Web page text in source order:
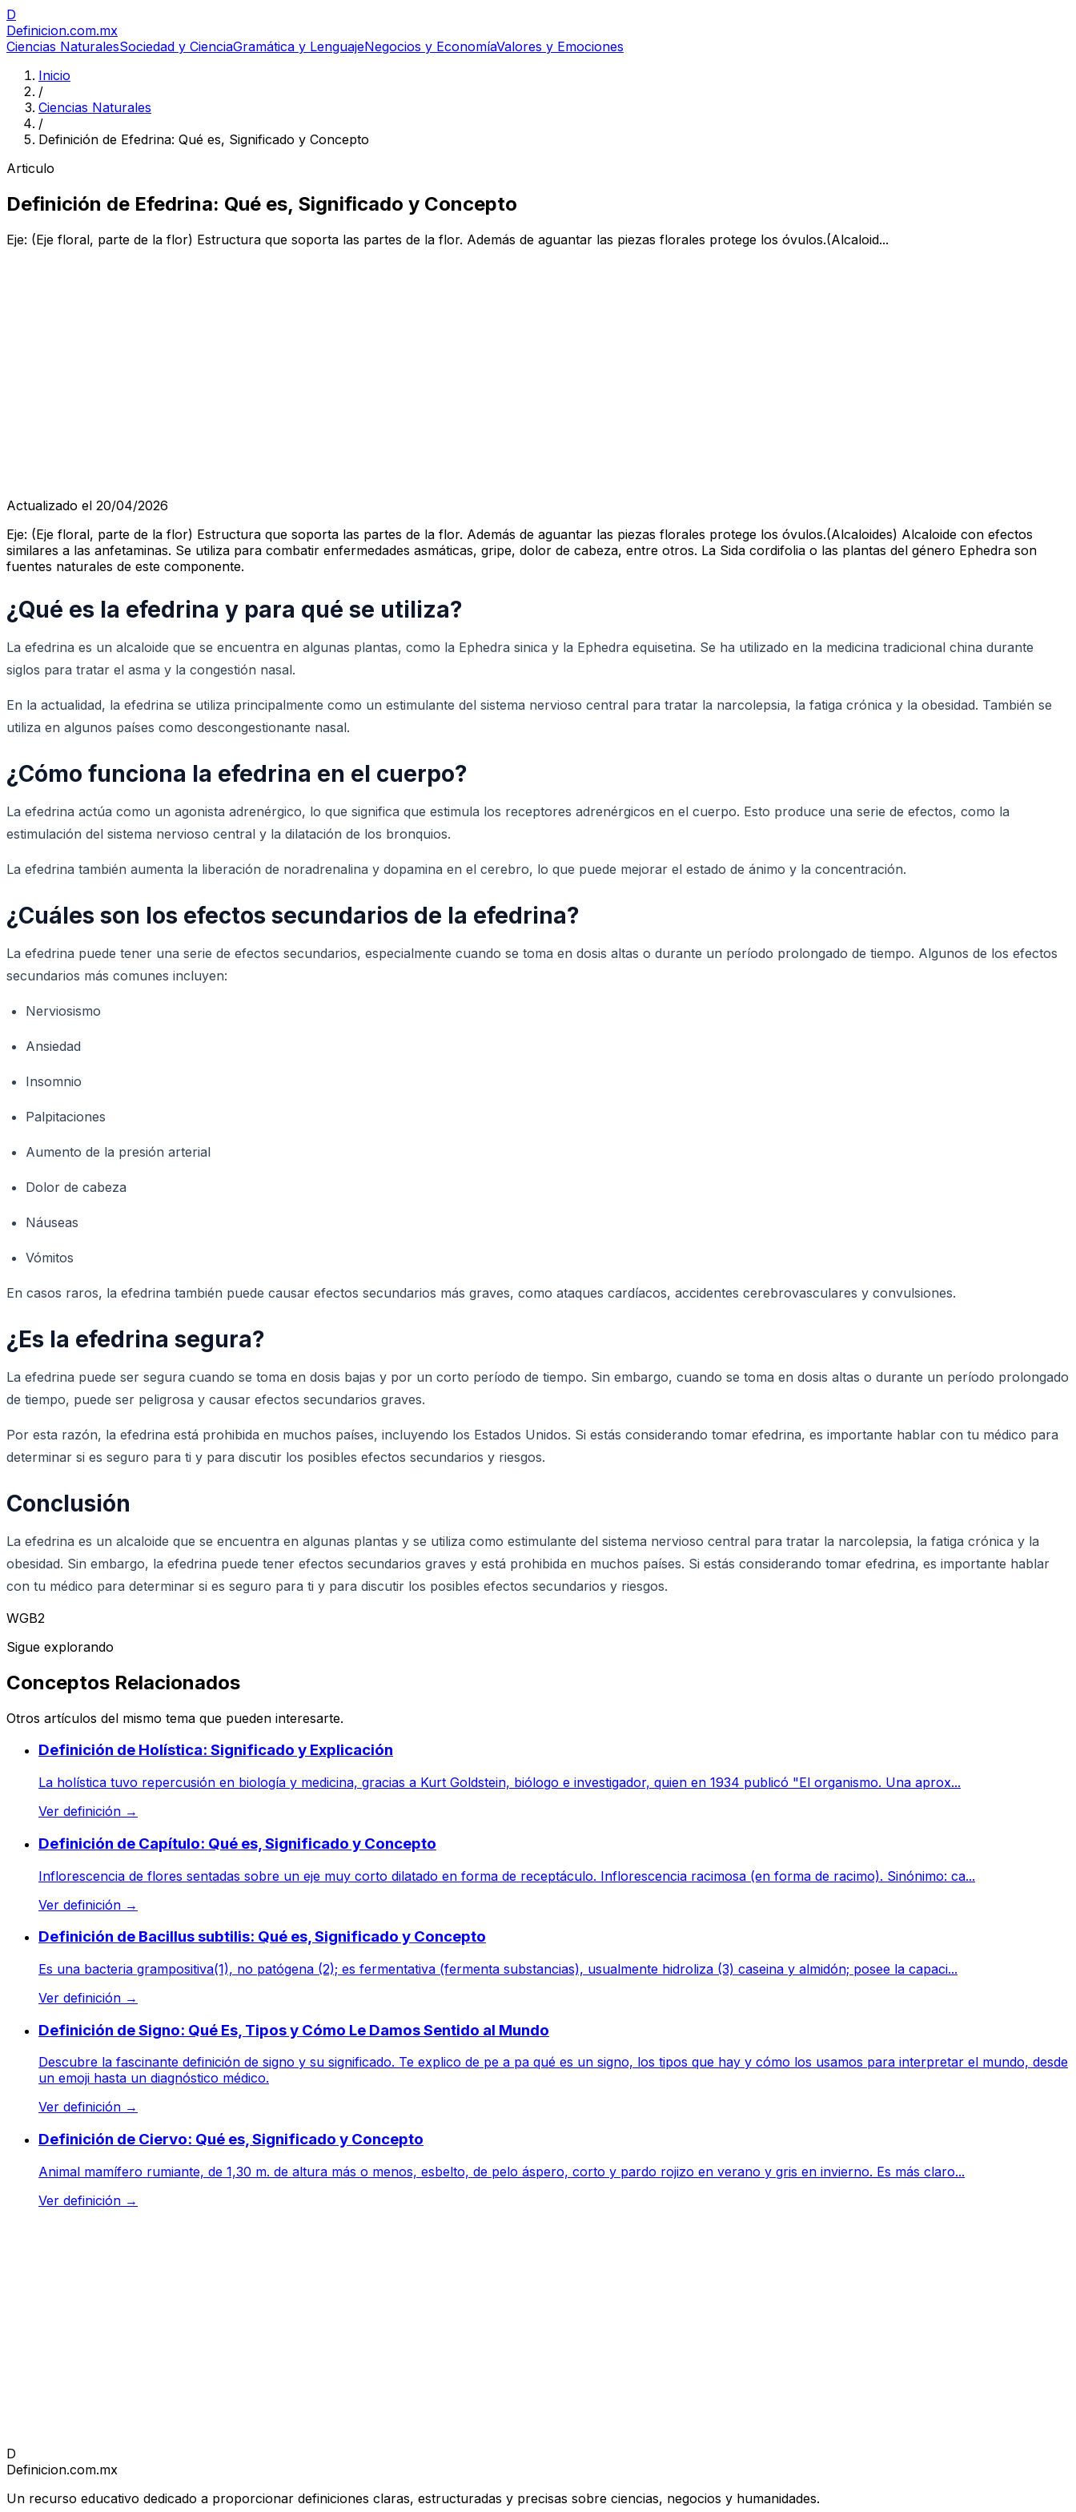
D
Definicion.com.mx
Ciencias NaturalesSociedad y CienciaGramática y LenguajeNegocios y EconomíaValores y Emociones
Inicio
/
Ciencias Naturales
/
Definición de Efedrina: Qué es, Significado y Concepto
Articulo
Definición de Efedrina: Qué es, Significado y Concepto
Eje: (Eje floral, parte de la flor) Estructura que soporta las partes de la flor. Además de aguantar las piezas florales protege los óvulos.(Alcaloid...
Actualizado el 20/04/2026
Eje: (Eje floral, parte de la flor) Estructura que soporta las partes de la flor. Además de aguantar las piezas florales protege los óvulos.(Alcaloides) Alcaloide con efectos
similares a las anfetaminas. Se utiliza para combatir enfermedades asmáticas, gripe, dolor de cabeza, entre otros. La Sida cordifolia o las plantas del género Ephedra son
fuentes naturales de este componente.
¿Qué es la efedrina y para qué se utiliza?
La efedrina es un alcaloide que se encuentra en algunas plantas, como la Ephedra sinica y la Ephedra equisetina. Se ha utilizado en la medicina tradicional china durante
siglos para tratar el asma y la congestión nasal.
En la actualidad, la efedrina se utiliza principalmente como un estimulante del sistema nervioso central para tratar la narcolepsia, la fatiga crónica y la obesidad. También se
utiliza en algunos países como descongestionante nasal.
¿Cómo funciona la efedrina en el cuerpo?
La efedrina actúa como un agonista adrenérgico, lo que significa que estimula los receptores adrenérgicos en el cuerpo. Esto produce una serie de efectos, como la
estimulación del sistema nervioso central y la dilatación de los bronquios.
La efedrina también aumenta la liberación de noradrenalina y dopamina en el cerebro, lo que puede mejorar el estado de ánimo y la concentración.
¿Cuáles son los efectos secundarios de la efedrina?
La efedrina puede tener una serie de efectos secundarios, especialmente cuando se toma en dosis altas o durante un período prolongado de tiempo. Algunos de los efectos
secundarios más comunes incluyen:
Nerviosismo
Ansiedad
Insomnio
Palpitaciones
Aumento de la presión arterial
Dolor de cabeza
Náuseas
Vómitos
En casos raros, la efedrina también puede causar efectos secundarios más graves, como ataques cardíacos, accidentes cerebrovasculares y convulsiones.
¿Es la efedrina segura?
La efedrina puede ser segura cuando se toma en dosis bajas y por un corto período de tiempo. Sin embargo, cuando se toma en dosis altas o durante un período prolongado
de tiempo, puede ser peligrosa y causar efectos secundarios graves.
Por esta razón, la efedrina está prohibida en muchos países, incluyendo los Estados Unidos. Si estás considerando tomar efedrina, es importante hablar con tu médico para
determinar si es seguro para ti y para discutir los posibles efectos secundarios y riesgos.
Conclusión
La efedrina es un alcaloide que se encuentra en algunas plantas y se utiliza como estimulante del sistema nervioso central para tratar la narcolepsia, la fatiga crónica y la
obesidad. Sin embargo, la efedrina puede tener efectos secundarios graves y está prohibida en muchos países. Si estás considerando tomar efedrina, es importante hablar
con tu médico para determinar si es seguro para ti y para discutir los posibles efectos secundarios y riesgos.
WGB2
Sigue explorando
Conceptos Relacionados
Otros artículos del mismo tema que pueden interesarte.
Definición de Holística: Significado y Explicación
La holística tuvo repercusión en biología y medicina, gracias a Kurt Goldstein, biólogo e investigador, quien en 1934 publicó "El organismo. Una aprox...
Ver definición →
Definición de Capítulo: Qué es, Significado y Concepto
Inflorescencia de flores sentadas sobre un eje muy corto dilatado en forma de receptáculo. Inflorescencia racimosa (en forma de racimo). Sinónimo: ca...
Ver definición →
Definición de Bacillus subtilis: Qué es, Significado y Concepto
Es una bacteria grampositiva(1), no patógena (2); es fermentativa (fermenta substancias), usualmente hidroliza (3) caseina y almidón; posee la capaci...
Ver definición →
Definición de Signo: Qué Es, Tipos y Cómo Le Damos Sentido al Mundo
Descubre la fascinante definición de signo y su significado. Te explico de pe a pa qué es un signo, los tipos que hay y cómo los usamos para interpretar el mundo, desde
un emoji hasta un diagnóstico médico.
Ver definición →
Definición de Ciervo: Qué es, Significado y Concepto
Animal mamífero rumiante, de 1,30 m. de altura más o menos, esbelto, de pelo áspero, corto y pardo rojizo en verano y gris en invierno. Es más claro...
Ver definición →
D
Definicion.com.mx
Un recurso educativo dedicado a proporcionar definiciones claras, estructuradas y precisas sobre ciencias, negocios y humanidades.